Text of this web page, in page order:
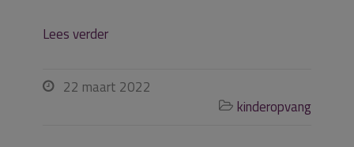
Lees verder
 22 maart 2022
 kinderopvang